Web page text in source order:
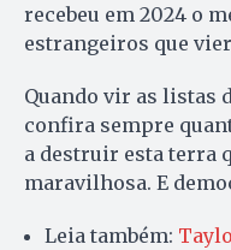
recebeu em 2024 o
estrangeiros que
Quando vir as listas
confira sempre
a destruir esta terra
maravilhosa. E
Leia também: